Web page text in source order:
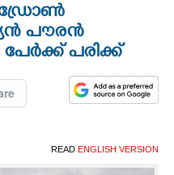
ഡ്രോൺ
പൗരൻ
പേർക്ക് പരിക്ക്
READ ENGLISH VERSION